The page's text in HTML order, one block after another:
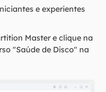
e experientes
Master e clique na
"Saúde de Disco" na